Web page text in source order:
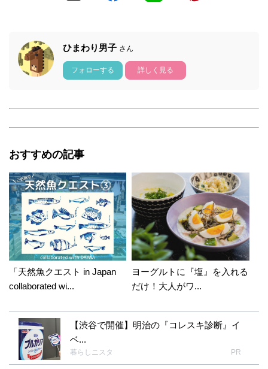
ひまわり男子 さん
フォローする 詳しく見る
おすすめの記事
「天然魚クエスト in Japan
collaborated wi...
ヨーグルトに『塩』を入れる
だけ！大人がワ...
【渋谷で開催】明治の『コレスキ診断』イ
ベ...
暮らしニスタ PR